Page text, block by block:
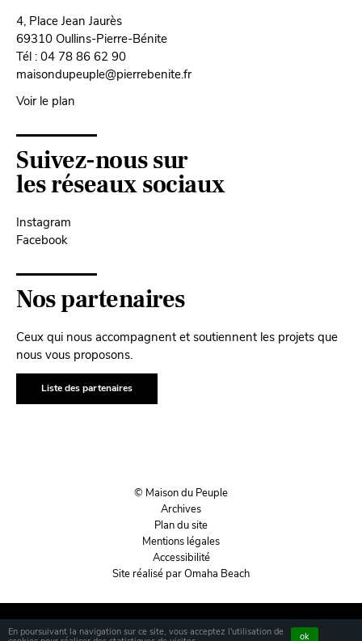
En poursuivant la navigation sur ce site, vous acceptez l'utilisation de
ok
4, Place Jean Jaurès
69310 Oullins-Pierre-Bénite
Tél : 04 78 86 62 90
maisondupeuple@pierrebenite.fr
Voir le plan
Suivez-nous sur
les réseaux sociaux
Instagram
Facebook
Nos partenaires
Ceux qui nous accompagnent et soutiennent les projets que
nous vous proposons.
Liste des partenaires
© Maison du Peuple
Archives
Plan du site
Mentions légales
Accessibilité
Site réalisé par Omaha Beach